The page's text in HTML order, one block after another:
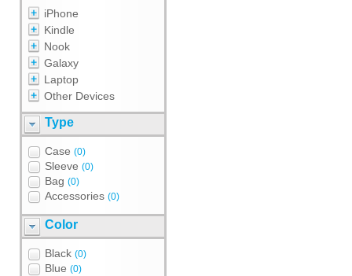
iPhone
Kindle
Nook
Galaxy
Laptop
Other Devices
Type
Case (0)
Sleeve (0)
Bag (0)
Accessories (0)
Color
Black (0)
Blue (0)